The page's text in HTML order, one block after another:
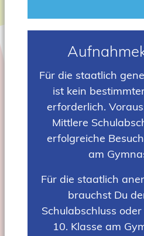
Für die staatlich
ist kein
erforderlich.
Mittlere
erfolgreiche
am
Für die staatlich
brauchst Du
Schulabschluss
10. Klasse am